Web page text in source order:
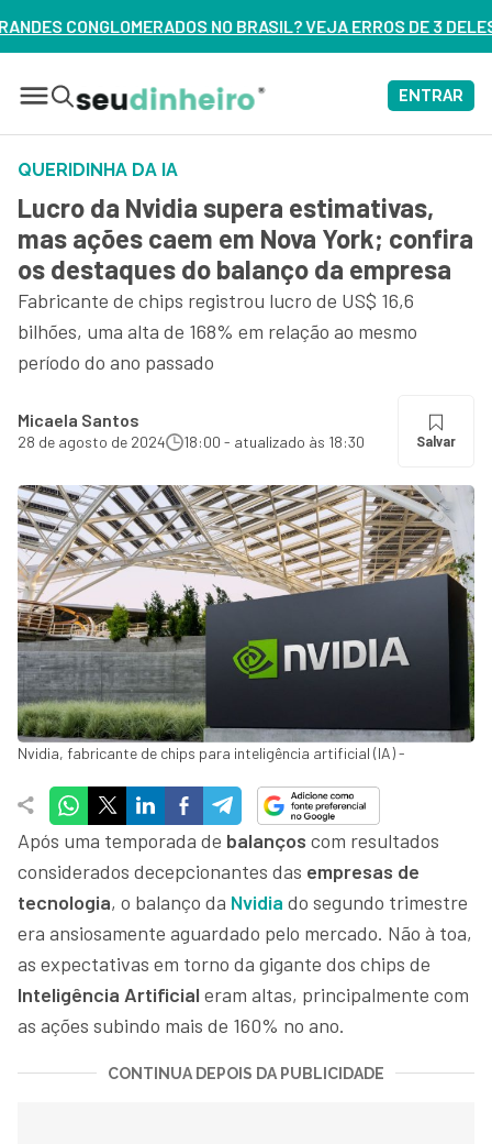
VEJA ERROS DE 3 DELES – ASSISTA AGORA
ENTRAR
QUERIDINHA DA IA
Lucro da Nvidia supera estimativas,
mas ações caem em Nova York; confira
os destaques do balanço da empresa
Fabricante de chips registrou lucro de US$ 16,6
bilhões, uma alta de 168% em relação ao mesmo
período do ano passado
Micaela Santos
28 de agosto de 2024 18:00 - atualizado às 18:30 Salvar
Nvidia, fabricante de chips para inteligência artificial (IA) -
Após uma temporada de balanços com resultados
considerados decepcionantes das empresas de
tecnologia, o balanço da Nvidia do segundo trimestre
era ansiosamente aguardado pelo mercado. Não à toa,
as expectativas em torno da gigante dos chips de
Inteligência Artificial eram altas, principalmente com
as ações subindo mais de 160% no ano.
CONTINUA DEPOIS DA PUBLICIDADE